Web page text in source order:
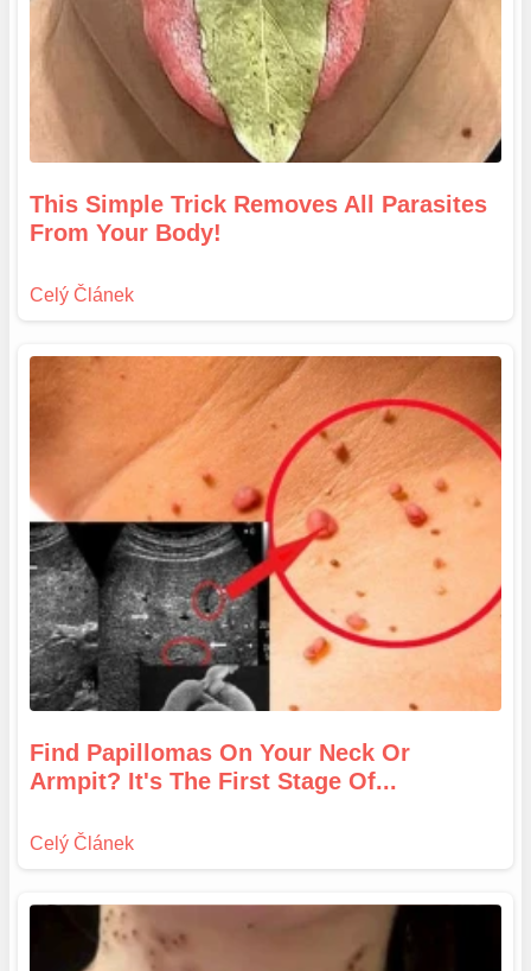
This Simple Trick Removes All Parasites
From Your Body!
Find Papillomas On Your Neck Or
Armpit? It's The First Stage Of...